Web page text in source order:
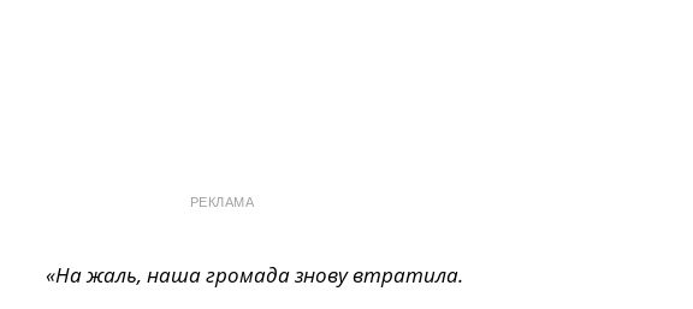
РЕКЛАМА
«На жаль, наша громада знову втратила.